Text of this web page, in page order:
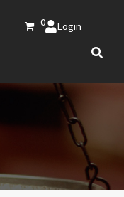
0 Login